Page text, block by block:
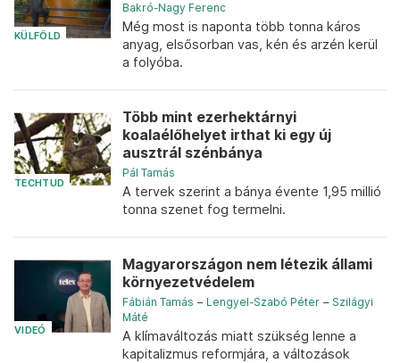
KÜLFÖLD
Bakró-Nagy Ferenc
Még most is naponta több tonna káros
anyag, elsősorban vas, kén és arzén kerül
a folyóba.
TECHTUD
Több mint ezerhektárnyi
koalaélőhelyet irthat ki egy új
ausztrál szénbánya
Pál Tamás
A tervek szerint a bánya évente 1,95 millió
tonna szenet fog termelni.
VIDEÓ
Magyarországon nem létezik állami
környezetvédelem
Fábián Tamás – Lengyel-Szabó Péter – Szilágyi
Máté
A klímaváltozás miatt szükség lenne a
kapitalizmus reformjára, a változások